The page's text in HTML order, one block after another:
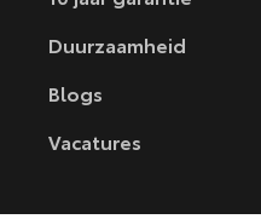
Duurzaamheid
Blogs
Vacatures